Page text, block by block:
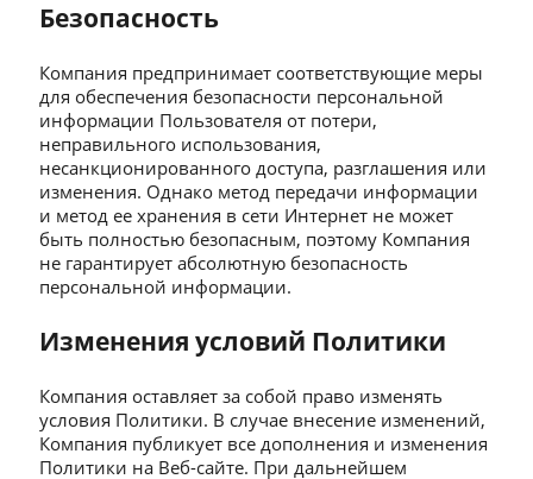
Безопасность
Компания предпринимает соответствующие меры
для обеспечения безопасности персональной
информации Пользователя от потери,
неправильного использования,
несанкционированного доступа, разглашения или
изменения. Однако метод передачи информации
и метод ее хранения в сети Интернет не может
быть полностью безопасным, поэтому Компания
не гарантирует абсолютную безопасность
персональной информации.
Изменения условий Политики
Компания оставляет за собой право изменять
условия Политики. В случае внесение изменений,
Компания публикует все дополнения и изменения
Политики на Веб-сайте. При дальнейшем